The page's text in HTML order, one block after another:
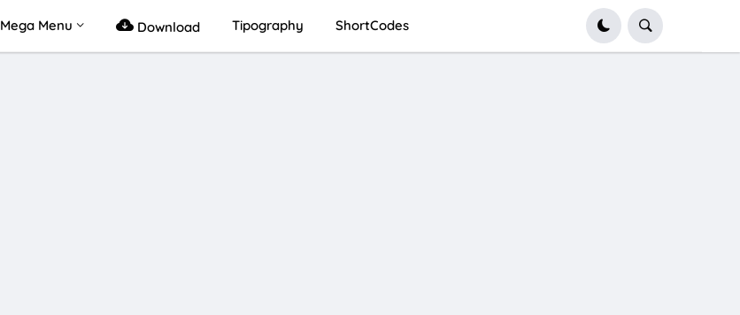
Mega Menu Download Tipography ShortCodes